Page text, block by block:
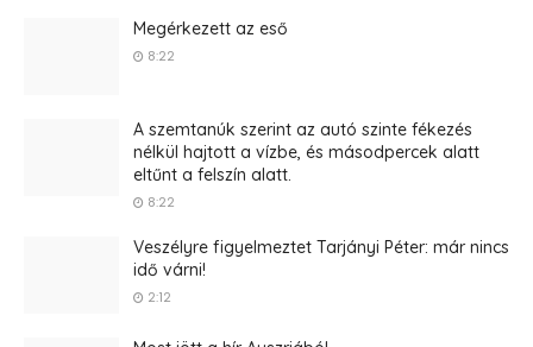
Megérkezett az eső
8:22
A szemtanúk szerint az autó szinte fékezés
nélkül hajtott a vízbe, és másodpercek alatt
eltűnt a felszín alatt.
8:22
Veszélyre figyelmeztet Tarjányi Péter: már nincs
idő várni!
2:12